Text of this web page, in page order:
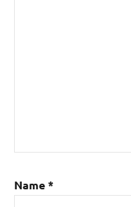
Name*